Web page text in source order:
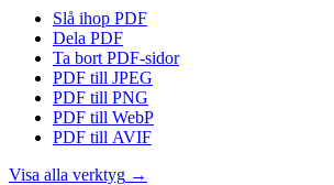
Slå ihop PDF
Dela PDF
Ta bort PDF-sidor
PDF till JPEG
PDF till PNG
PDF till WebP
PDF till AVIF
Visa alla verktyg →